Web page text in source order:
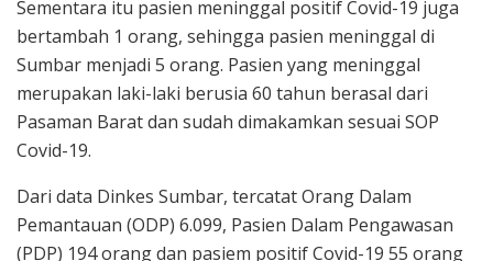
Sementara itu pasien meninggal positif Covid-19 juga
bertambah 1 orang, sehingga pasien meninggal di
Sumbar menjadi 5 orang. Pasien yang meninggal
merupakan laki-laki berusia 60 tahun berasal dari
Pasaman Barat dan sudah dimakamkan sesuai SOP
Covid-19.
Dari data Dinkes Sumbar, tercatat Orang Dalam
Pemantauan (ODP) 6.099, Pasien Dalam Pengawasan
(PDP) 194 orang dan pasiem positif Covid-19 55 orang